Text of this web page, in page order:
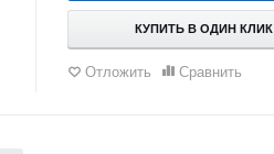
КУПИТЬ В ОДИН КЛИК
Отложить Сравнить